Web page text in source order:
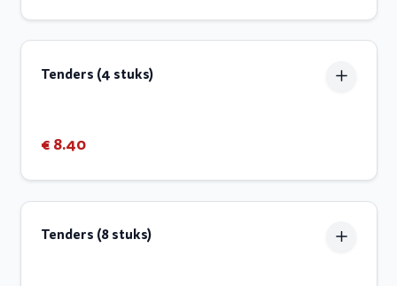
Tenders (4 stuks)
€ 8.40
Tenders (8 stuks)